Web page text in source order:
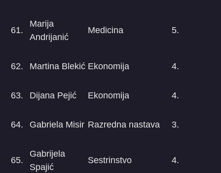
61.
Marija
Andrijanić
Medicina 5.
62. Martina Blekić Ekonomija 4.
63. Dijana Pejić Ekonomija 4.
64. Gabriela Misir Razredna nastava 3.
65.
Gabrijela
Spajić
Sestrinstvo 4.